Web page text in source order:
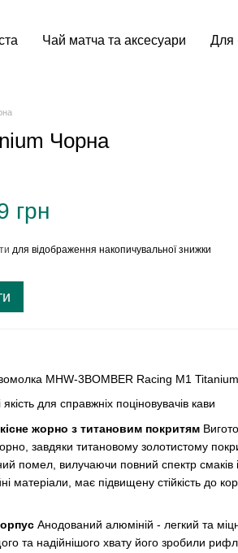
Чай матча та аксесуари Для
Чорна
грн
для відображення накопичувальної знижки
MHW-3BOMBER Racing M1
якість для справжніх поціновувачів кави
жорно з титановим покритям
завдяки титановому золотистому
помел, вилучаючи повний спектр
матеріали, має підвищену стійкість до
Анодований алюміній - легкий та
та надійнішого хвату його зробили